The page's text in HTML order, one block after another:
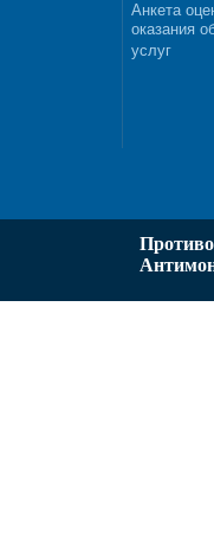
Анкета
оказания
услуг